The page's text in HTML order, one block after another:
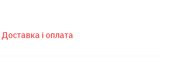
Доставка і оплата